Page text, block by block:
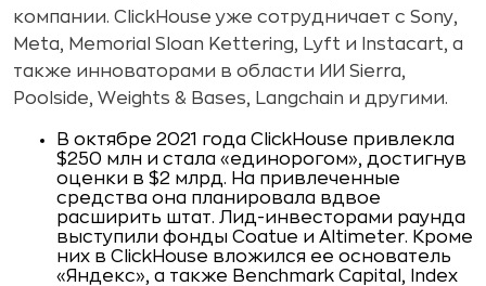
компании. ClickHouse уже сотрудничает с Sony,
Meta, Memorial Sloan Kettering, Lyft и Instacart, а
также инноваторами в области ИИ Sierra,
Poolside, Weights & Bases, Langchain и другими.
В октябре 2021 года ClickHouse привлекла
$250 млн и стала «единорогом», достигнув
оценки в $2 млрд. На привлеченные
средства она планировала вдвое
расширить штат. Лид-инвесторами раунда
выступили фонды Coatue и Altimeter. Кроме
них в ClickHouse вложился ее основатель
«Яндекс», а также Benchmark Capital, Index